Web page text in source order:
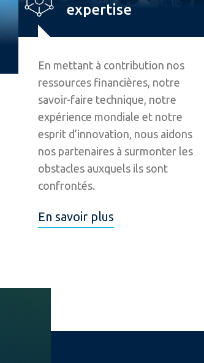
expertise
En mettant à contribution nos
ressources financières, notre
savoir-faire technique, notre
expérience mondiale et notre
esprit d’innovation, nous aidons
nos partenaires à surmonter les
obstacles auxquels ils sont
confrontés.
En savoir plus